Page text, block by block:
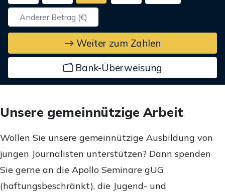
Weiter zum Zahlen
Bank-Überweisung
Unsere gemeinnützige Arbeit
Wollen Sie unsere gemeinnützige Ausbildung von
jungen Journalisten unterstützen? Dann spenden
Sie gerne an die Apollo Seminare gUG
(haftungsbeschränkt), die Jugend- und